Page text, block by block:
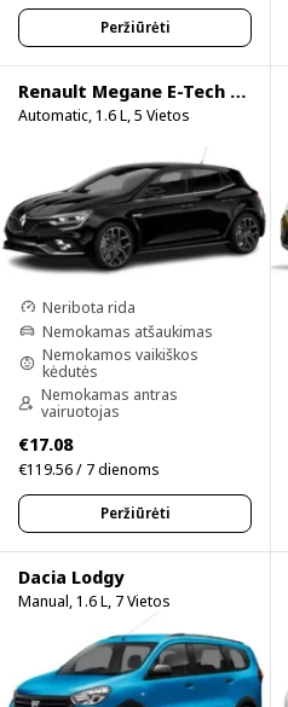
Peržiūrėti
Renault Megane E-Tech Hybrid
Automatic, 1.6 L, 5 Vietos
Neribota rida
Nemokamas atšaukimas
Nemokamos vaikiškos
kėdutės
Nemokamas antras
vairuotojas
€17.08
€119.56 / 7 dienoms
Peržiūrėti
Dacia Lodgy
Manual, 1.6 L, 7 Vietos